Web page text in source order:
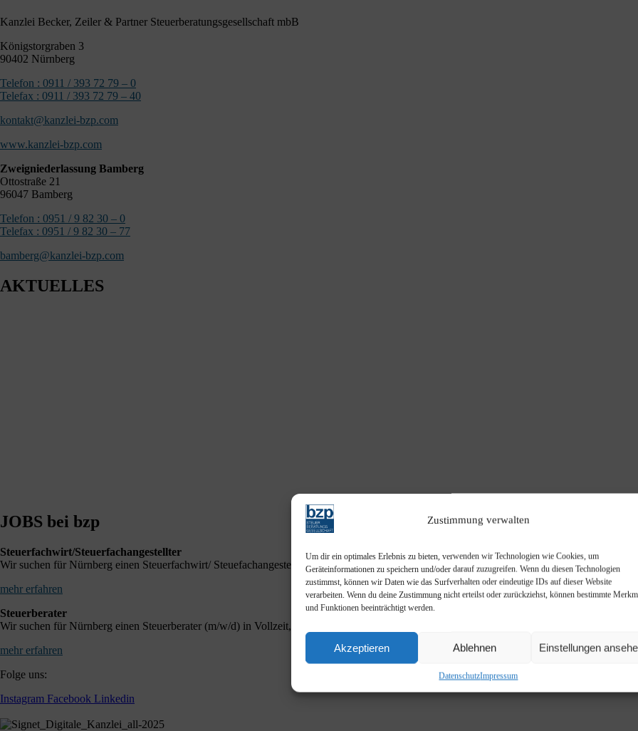
Zustimmung verwalten
Um dir ein optimales Erlebnis zu bieten, verwenden wir Technologien wie Cookies, um
Geräteinformationen zu speichern und/oder darauf zuzugreifen. Wenn du diesen Technologien
zustimmst, können wir Daten wie das Surfverhalten oder eindeutige IDs auf dieser Website
verarbeiten. Wenn du deine Zustimmung nicht erteilst oder zurückziehst, können bestimmte
und Funktionen beeinträchtigt werden.
Akzeptieren Ablehnen Einstellungen
DatenschutzImpressum
Kanzlei Becker, Zeiler & Partner Steuerberatungsgesellschaft mbB
Königstorgraben 3
90402 Nürnberg
Telefon : 0911 / 393 72 79 – 0
Telefax : 0911 / 393 72 79 – 40
kontakt@kanzlei-bzp.com
www.kanzlei-bzp.com
Zweigniederlassung Bamberg
Ottostraße 21
96047 Bamberg
Telefon : 0951 / 9 82 30 – 0
Telefax : 0951 / 9 82 30 – 77
bamberg@kanzlei-bzp.com
AKTUELLES
JOBS bei bzp
Steuerfachwirt/Steuerfachangestellter
Wir suchen für Nürnberg einen Steuerfachwirt/ Steuefachangestellter (m/w/d) in Vollzeit.
mehr erfahren
Steuerberater
Wir suchen für Nürnberg einen Steuerberater (m/w/d) in Vollzeit, mit konkreter Partnerperspektive in 1-2 Jahren.
mehr erfahren
Folge uns:
Instagram Facebook Linkedin